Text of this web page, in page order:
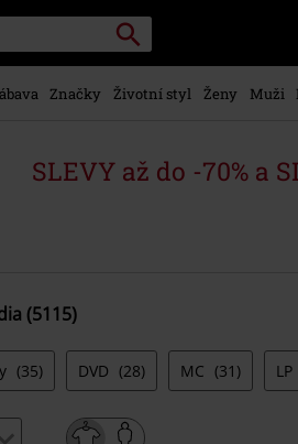
Vyhledávání
Značky Životní styl Ženy Muži
SLEVY až do -70% a
(5115)
(35) DVD (28) MC (31) LP